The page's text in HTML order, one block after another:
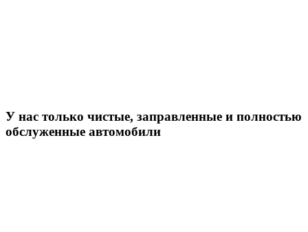
У нас только чистые, заправленные и полностью
обслуженные автомобили